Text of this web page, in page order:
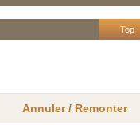
Top
Annuler / Remonter